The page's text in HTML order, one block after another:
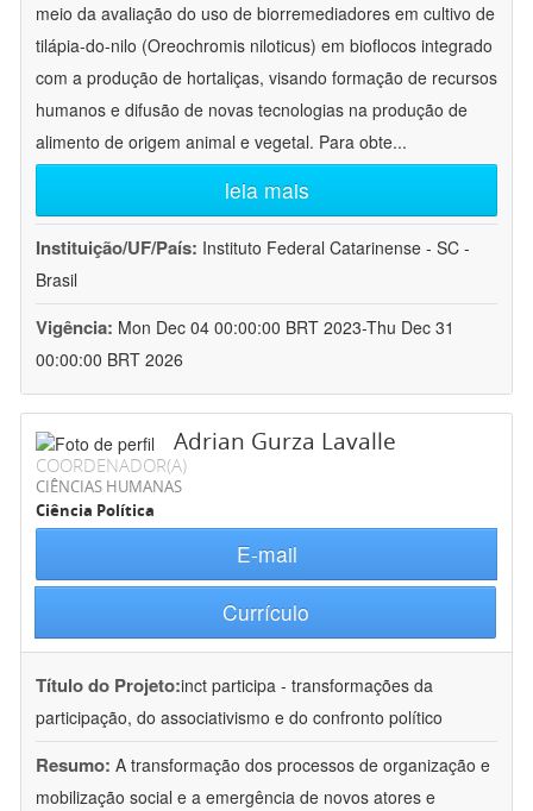
meio da avaliação do uso de biorremediadores em cultivo de
tilápia-do-nilo (Oreochromis niloticus) em bioflocos integrado
com a produção de hortaliças, visando formação de recursos
humanos e difusão de novas tecnologias na produção de
alimento de origem animal e vegetal. Para obte...
leia mais
Instituição/UF/País: Instituto Federal Catarinense - SC -
Brasil
Vigência: Mon Dec 04 00:00:00 BRT 2023-Thu Dec 31
00:00:00 BRT 2026
Adrian Gurza Lavalle
COORDENADOR(A)
CIÊNCIAS HUMANAS
Ciência Política
E-mail
Currículo
Título do Projeto:inct participa - transformações da
participação, do associativismo e do confronto político
Resumo: A transformação dos processos de organização e
mobilização social e a emergência de novos atores e